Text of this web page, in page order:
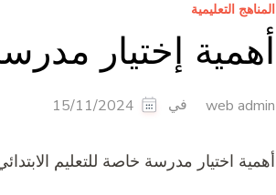
المناهج التعليمية
أهمية إختيار
web admin في 15/11/2024
أهمية اختيار مدرسة خاصة للتعليم